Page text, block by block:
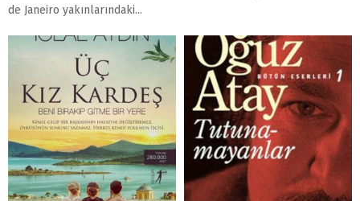
de Janeiro yakınlarındaki...